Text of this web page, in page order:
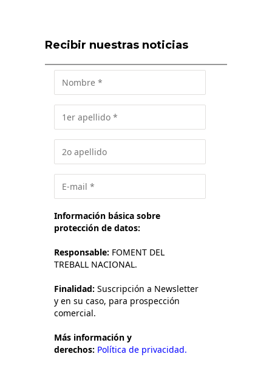
Recibir nuestras noticias
Información básica sobre
protección de datos:
Responsable: FOMENT DEL
TREBALL NACIONAL.
Finalidad: Suscripción a Newsletter
y en su caso, para prospección
comercial.
Más información y
derechos: Política de privacidad.